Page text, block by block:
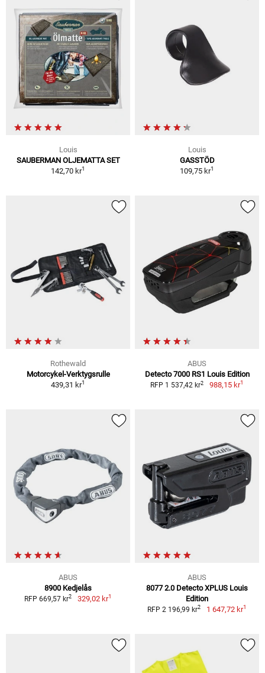
Louis
SAUBERMAN OLJEMATTA SET
142,70 kr1
Louis
GASSTÖD
109,75 kr1
Rothewald
Motorcykel-Verktygsrulle
439,31 kr1
ABUS
Detecto 7000 RS1 Louis Edition
RFP 1 537,42 kr2 988,15 kr1
ABUS
8900 Kedjelås
RFP 669,57 kr2 329,02 kr1
ABUS
8077 2.0 Detecto XPLUS Louis
Edition
RFP 2 196,99 kr2 1 647,72 kr1